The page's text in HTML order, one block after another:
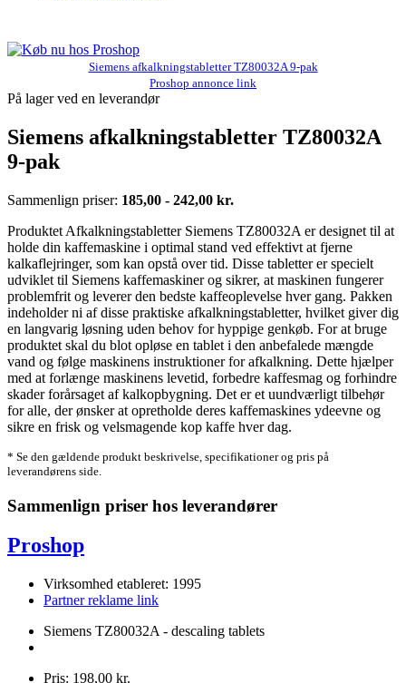
Siemens afkalkningstabletter TZ80032A 9-pak
Proshop annonce link
På lager ved en leverandør
Siemens afkalkningstabletter TZ80032A
9-pak
Sammenlign priser: 185,00 - 242,00 kr.
Produktet Afkalkningstabletter Siemens TZ80032A er designet til at
holde din kaffemaskine i optimal stand ved effektivt at fjerne
kalkaflejringer, som kan opstå over tid. Disse tabletter er specielt
udviklet til Siemens kaffemaskiner og sikrer, at maskinen fungerer
problemfrit og leverer den bedste kaffeoplevelse hver gang. Pakken
indeholder ni af disse praktiske afkalkningstabletter, hvilket giver dig
en langvarig løsning uden behov for hyppige genkøb. For at bruge
produktet skal du blot opløse en tablet i den anbefalede mængde
vand og følge maskinens instruktioner for afkalkning. Dette hjælper
med at forlænge maskinens levetid, forbedre kaffesmag og forhindre
skader forårsaget af kalkopbygning. Det er et uundværligt tilbehør
for alle, der ønsker at opretholde deres kaffemaskines ydeevne og
sikre en frisk og velsmagende kop kaffe hver dag.
* Se den gældende produkt beskrivelse, specifikationer og pris på
leverandørens side.
Sammenlign priser hos leverandører
Proshop
Virksomhed etableret: 1995
Partner reklame link
Siemens TZ80032A - descaling tablets
Pris: 198,00 kr.